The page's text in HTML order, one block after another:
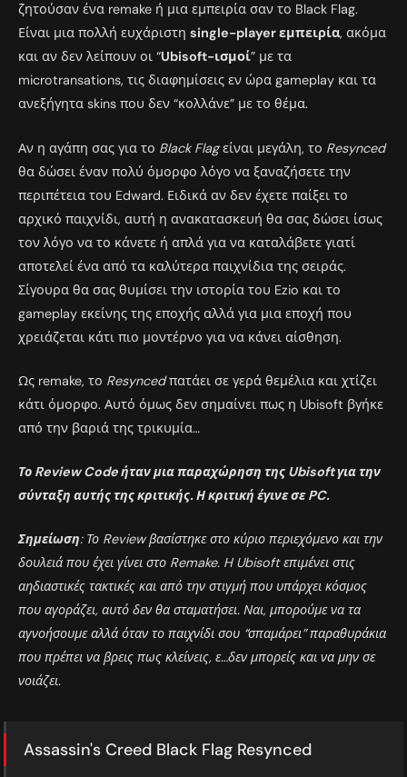
ζητούσαν ένα remake ή μια εμπειρία σαν το Black Flag.
Είναι μια πολλή ευχάριστη single-player εμπειρία, ακόμα
και αν δεν λείπουν οι “Ubisoft-ισμοί” με τα
microtransations, τις διαφημίσεις εν ώρα gameplay και τα
ανεξήγητα skins που δεν “κολλάνε” με το θέμα.
Αν η αγάπη σας για το Black Flagείναι μεγάλη, το Resynced
θα δώσει έναν πολύ όμορφο λόγο να ξαναζήσετε την
περιπέτεια του Edward. Ειδικά αν δεν έχετε παίξει το
αρχικό παιχνίδι, αυτή η ανακατασκευή θα σας δώσει ίσως
τον λόγο να το κάνετε ή απλά για να καταλάβετε γιατί
αποτελεί ένα από τα καλύτερα παιχνίδια της σειράς.
Σίγουρα θα σας θυμίσει την ιστορία του Ezio και το
gameplay εκείνης της εποχής αλλά για μια εποχή που
χρειάζεται κάτι πιο μοντέρνο για να κάνει αίσθηση.
Ως remake, το Resyncedπατάει σε γερά θεμέλια και χτίζει
κάτι όμορφο. Αυτό όμως δεν σημαίνει πως η Ubisoft βγήκε
από την βαριά της τρικυμία…
Το Review Code ήταν μια παραχώρηση της Ubisoft για την
σύνταξη αυτής της κριτικής. Η κριτική έγινε σε PC.
Σημείωση: Το Review βασίστηκε στο κύριο περιεχόμενο και την
δουλειά που έχει γίνει στο Remake. H Ubisoft επιμένει στις
αηδιαστικές τακτικές και από την στιγμή που υπάρχει κόσμος
που αγοράζει, αυτό δεν θα σταματήσει. Ναι, μπορούμε να τα
αγνοήσουμε αλλά όταν το παιχνίδι σου “σπαμάρει” παραθυράκια
που πρέπει να βρεις πως κλείνεις, ε…δεν μπορείς και να μην σε
νοιάζει.
Assassin's Creed Black Flag Resynced